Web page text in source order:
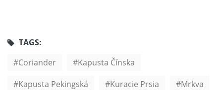
TAGS:
Coriander
Kapusta Čínska
Kapusta Pekingská
Kuracie Prsia Mrkva